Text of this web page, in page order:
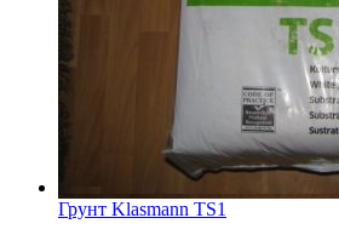
Грунт Klasmann TS1